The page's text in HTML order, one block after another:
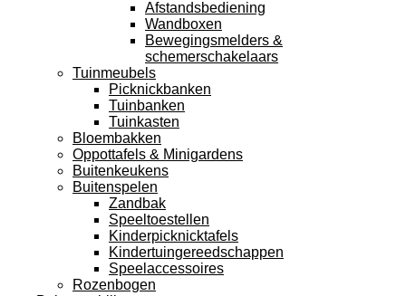
Afstandsbediening
Wandboxen
Bewegingsmelders &
schemerschakelaars
Tuinmeubels
Picknickbanken
Tuinbanken
Tuinkasten
Bloembakken
Oppottafels & Minigardens
Buitenkeukens
Buitenspelen
Zandbak
Speeltoestellen
Kinderpicknicktafels
Kindertuingereedschappen
Speelaccessoires
Rozenbogen